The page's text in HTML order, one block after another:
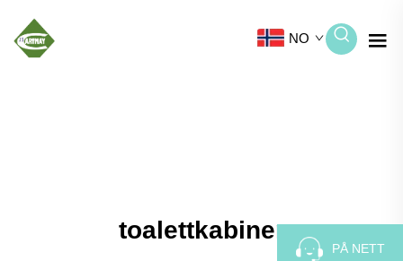
NO
toalettkabiner
PÅ NETT